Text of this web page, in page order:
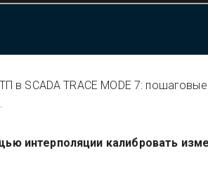
в SCADA TRACE MODE 7:
интерполяции калибровать